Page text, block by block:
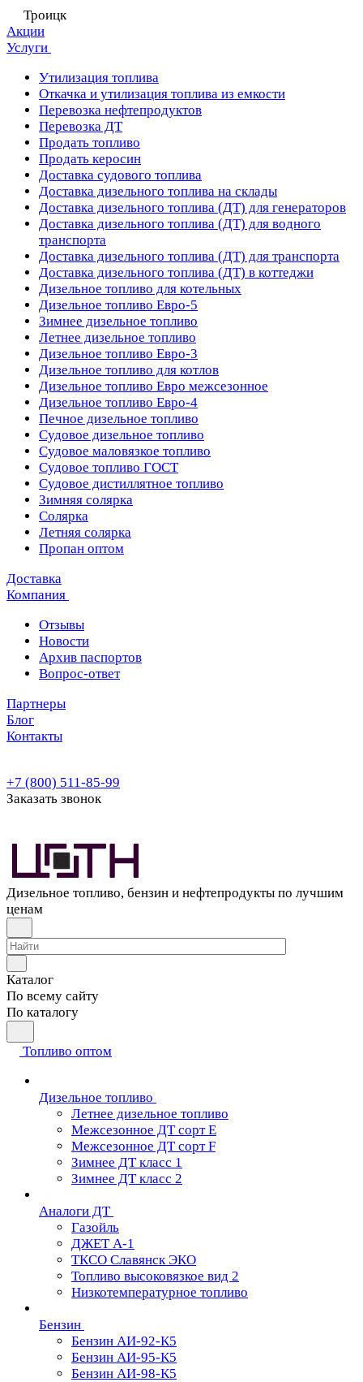
Троицк
Акции
Услуги
Утилизация топлива
Откачка и утилизация топлива из емкости
Перевозка нефтепродуктов
Перевозка ДТ
Продать топливо
Продать керосин
Доставка судового топлива
Доставка дизельного топлива на склады
Доставка дизельного топлива (ДТ) для генераторов
Доставка дизельного топлива (ДТ) для водного
транспорта
Доставка дизельного топлива (ДТ) для транспорта
Доставка дизельного топлива (ДТ) в коттеджи
Дизельное топливо для котельных
Дизельное топливо Евро-5
Зимнее дизельное топливо
Летнее дизельное топливо
Дизельное топливо Евро-3
Дизельное топливо для котлов
Дизельное топливо Евро межсезонное
Дизельное топливо Евро-4
Печное дизельное топливо
Судовое дизельное топливо
Судовое маловязкое топливо
Судовое топливо ГОСТ
Судовое дистиллятное топливо
Зимняя солярка
Солярка
Летняя солярка
Пропан оптом
Доставка
Компания
Отзывы
Новости
Архив паспортов
Вопрос-ответ
Партнеры
Блог
Контакты
+7 (800) 511-85-99
Заказать звонок
Дизельное топливо, бензин и нефтепродукты по лучшим
ценам
Каталог
По всему сайту
По каталогу
Топливо оптом
Дизельное топливо
Летнее дизельное топливо
Межсезонное ДТ сорт Е
Межсезонное ДТ сорт F
Зимнее ДТ класс 1
Зимнее ДТ класс 2
Аналоги ДТ
Газойль
ДЖЕТ А-1
ТКСО Славянск ЭКО
Топливо высоковязкое вид 2
Низкотемпературное топливо
Бензин
Бензин АИ-92-К5
Бензин АИ-95-К5
Бензин АИ-98-К5